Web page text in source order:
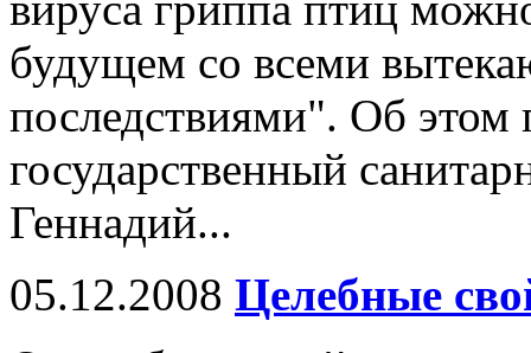
будущем со всеми
последствиями". Об этом
государственный
Геннадий...
05.12.2008 Целебные